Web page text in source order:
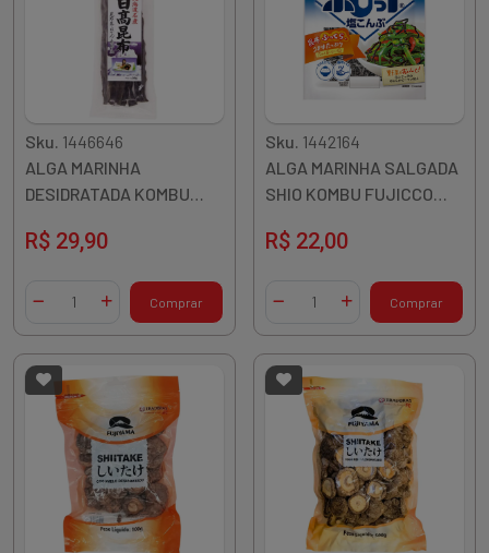
Sku. 1446646
ALGA MARINHA
DESIDRATADA KOMBU
R$ 29,90
Diminuir QuantidadeAdicionar Quantidade
Comprar
Sku. 1442164
ALGA MARINHA SALGADA
SHIO KOMBU FUJICCO
R$ 22,00
Diminuir QuantidadeAdicionar Quantidade
Comprar